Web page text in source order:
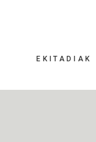
EKITADIAK